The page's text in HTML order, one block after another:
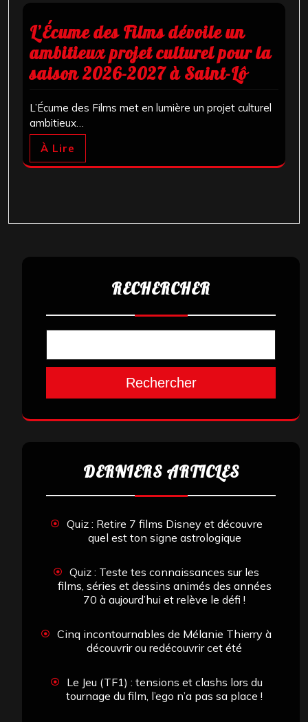
L’Écume des Films dévoile un
ambitieux projet culturel pour la
saison 2026-2027 à Saint-Lô
L’Écume des Films met en lumière un projet culturel
ambitieux…
À Lire
RECHERCHER
Rechercher
DERNIERS ARTICLES
Quiz : Retire 7 films Disney et découvre
quel est ton signe astrologique
Quiz : Teste tes connaissances sur les
films, séries et dessins animés des années
70 à aujourd’hui et relève le défi !
Cinq incontournables de Mélanie Thierry à
découvrir ou redécouvrir cet été
Le Jeu (TF1) : tensions et clashs lors du
tournage du film, l’ego n’a pas sa place !